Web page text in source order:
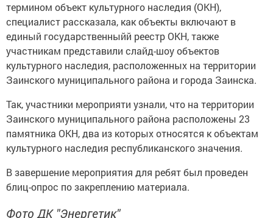
термином объект культурного наследия (ОКН),
специалист рассказала, как объекты включают в
единый государственныйй реестр ОКН, также
участникам представили слайд-шоу объектов
культурного наследия, расположенных на территории
Заинского муниципального района и города Заинска.
Так, участники мероприяти узнали, что на территории
Заинского муниципального района расположены 23
памятника ОКН, два из которых относятся к объектам
культурного наследия республиканского значения.
В завершение мероприятия для ребят был проведен
блиц-опрос по закреплению материала.
Фото ДК "Энергетик"